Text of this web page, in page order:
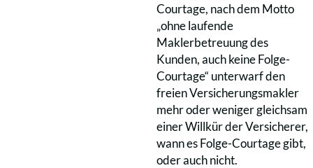
Courtage, nach dem Motto
„ohne laufende
Maklerbetreuung des
Kunden, auch keine Folge-
Courtage“ unterwarf den
freien Versicherungsmakler
mehr oder weniger gleichsam
einer Willkür der Versicherer,
wann es Folge-Courtage gibt,
oder auch nicht.